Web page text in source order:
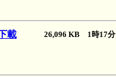
載
26,096 KB 1時17